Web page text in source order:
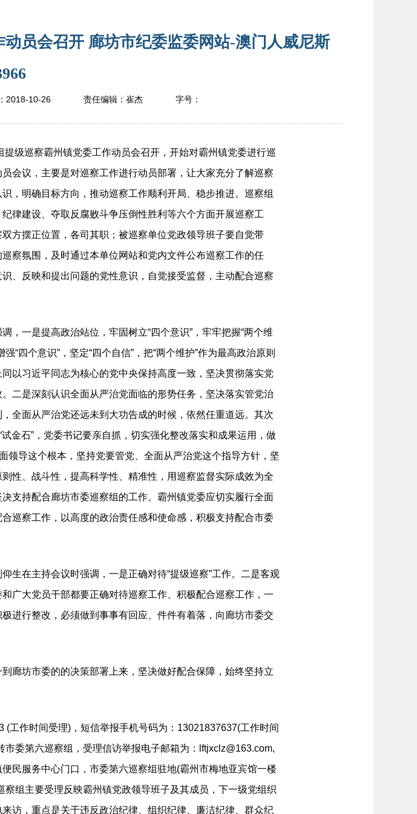
员会召开 廊坊市纪委监委网站-澳门人威尼斯
2018-10-26 责任编辑： 崔杰 字号：
巡察霸州镇党委工作动员会召开，开始对霸州镇党委进行巡
会议，主要是对巡察工作进行动员部署，让大家充分了解巡察
，明确目标方向，推动巡察工作顺利开局、稳步推进。巡察组
律建设、夺取反腐败斗争压倒性胜利等六个方面开展巡察工
方摆正位置，各司其职；被巡察单位党政领导班子要自觉带
察氛围，及时通过本单位网站和党内文件公布巡察工作的任
、反映和提出问题的党性意识，自觉接受监督，主动配合巡察
一是提高政治站位，牢固树立“四个意识”，牢牢把握“两个维
四个意识”，坚定“四个自信”，把“两个维护”作为最高政治原则
以习近平同志为核心的党中央保持高度一致，坚决贯彻落实党
二是深刻认识全面从严治党面临的形势任务，坚决落实管党治
全面从严治党还远未到大功告成的时候，依然任重道远。其次
金石”，党委书记要亲自抓，切实强化整改落实和成果运用，做
领导这个根本，坚持党要管党、全面从严治党这个指导方针，坚
性、战斗性，提高科学性、精准性，用巡察监督实际成效为全
支持配合廊坊市委巡察组的工作。霸州镇党委应切实履行全面
巡察工作，以高度的政治责任感和使命感，积极支持配合市委
在主持会议时强调，一是正确对待“提级巡察”工作。二是客观
广大党员干部都要正确对待巡察工作、积极配合巡察工作，一
进行整改，必须做到事事有回应、件件有着落，向廊坊市委交
坊市委的的决策部署上来，坚决做好配合保障，始终坚持立
作时间受理)，短信举报手机号码为：13021837637(工作时间
委第六巡察组，受理信访举报电子邮箱为：
lftjxclz@163.com,
民服务中心门口，市委第六巡察组驻地(霸州市梅地亚宾馆一楼
组主要受理反映霸州镇党政领导班子及其成员，下一级党组织
访，重点是关于违反政治纪律、组织纪律、廉洁纪律、群众纪